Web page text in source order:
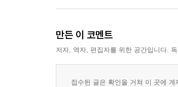
만든 이 코멘트
저자, 역자, 편집자를 위한 공간입니다.
접수된 글은 확인을 거쳐 이 곳에 게